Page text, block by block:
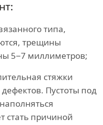
типа,
трещины
5−7 миллиметров;
стяжки
Пустоты под
стать причиной